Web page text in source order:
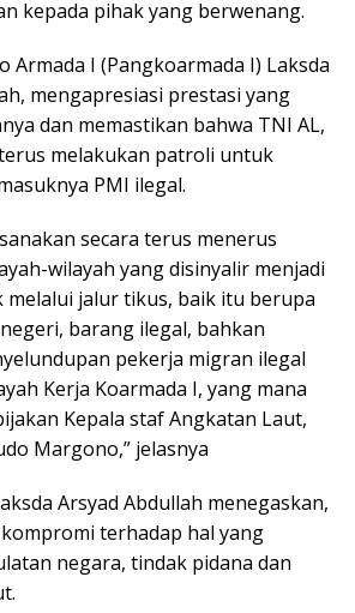
kepada pihak yang berwenang.
Armada I (Pangkoarmada I) Laksda
mengapresiasi prestasi yang
dan memastikan bahwa TNI AL,
melakukan patroli untuk
PMI ilegal.
secara terus menerus
wilayah yang disinyalir menjadi
melalui jalur tikus, baik itu berupa
barang ilegal, bahkan
pekerja migran ilegal
Kerja Koarmada I, yang mana
Kepala staf Angkatan Laut,
Margono,” jelasnya
Arsyad Abdullah menegaskan,
terhadap hal yang
negara, tindak pidana dan